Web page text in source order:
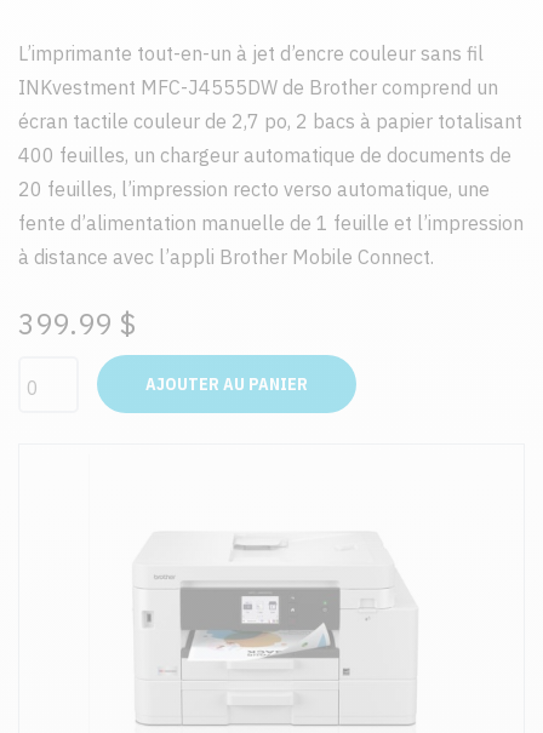
L’imprimante tout-en-un à jet d’encre couleur sans fil
INKvestment MFC-J4555DW de Brother comprend un
écran tactile couleur de 2,7 po, 2 bacs à papier totalisant
400 feuilles, un chargeur automatique de documents de
20 feuilles, l’impression recto verso automatique, une
fente d’alimentation manuelle de 1 feuille et l’impression
à distance avec l’appli Brother Mobile Connect.
399.99 $
AJOUTER AU PANIER